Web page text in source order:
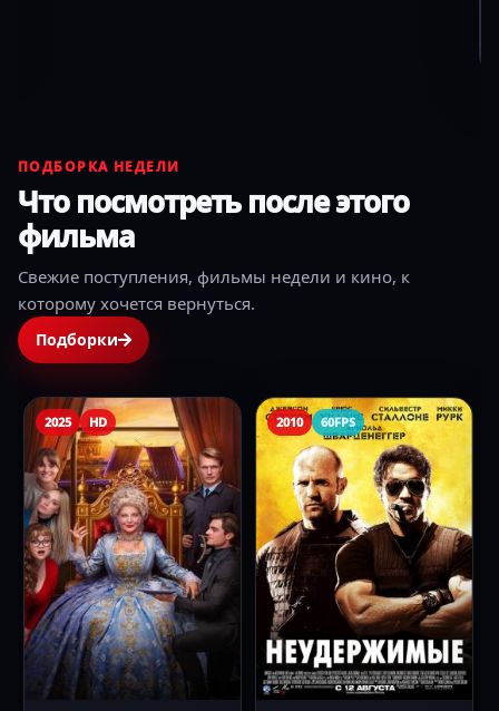
ПОДБОРКА НЕДЕЛИ
Что посмотреть после этого
фильма
Свежие поступления, фильмы недели и кино, к
которому хочется вернуться.
Подборки
2025 HD 2010 60FPS